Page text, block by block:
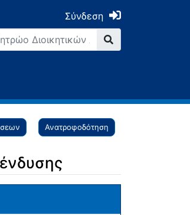
Σύνδεση
Ανατροφοδότηση